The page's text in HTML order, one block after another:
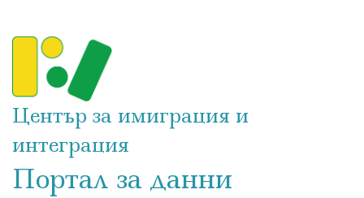
Център за имиграция и
интеграция
Портал за данни